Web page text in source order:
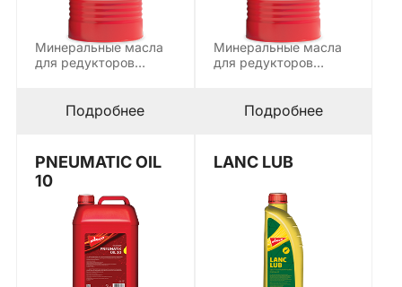
Минеральные масла
для редукторов
Подробнее
Минеральные масла
для редукторов
Подробнее
PNEUMATIC OIL
10
LANC LUB